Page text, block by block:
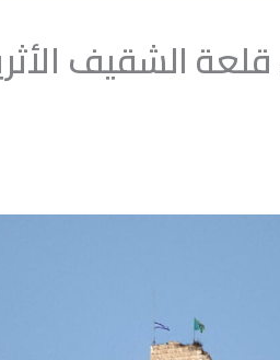
الشقيف